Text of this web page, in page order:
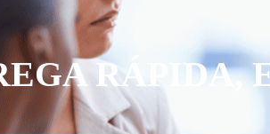
RÁPIDA,